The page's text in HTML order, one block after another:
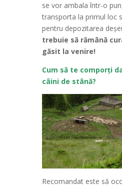
se vor ambala într-o
transporta la primul loc
pentru depozitarea
trebuie să rămână
găsit la venire!
Cum să te comporți
câini de stână?
Recomandat este să